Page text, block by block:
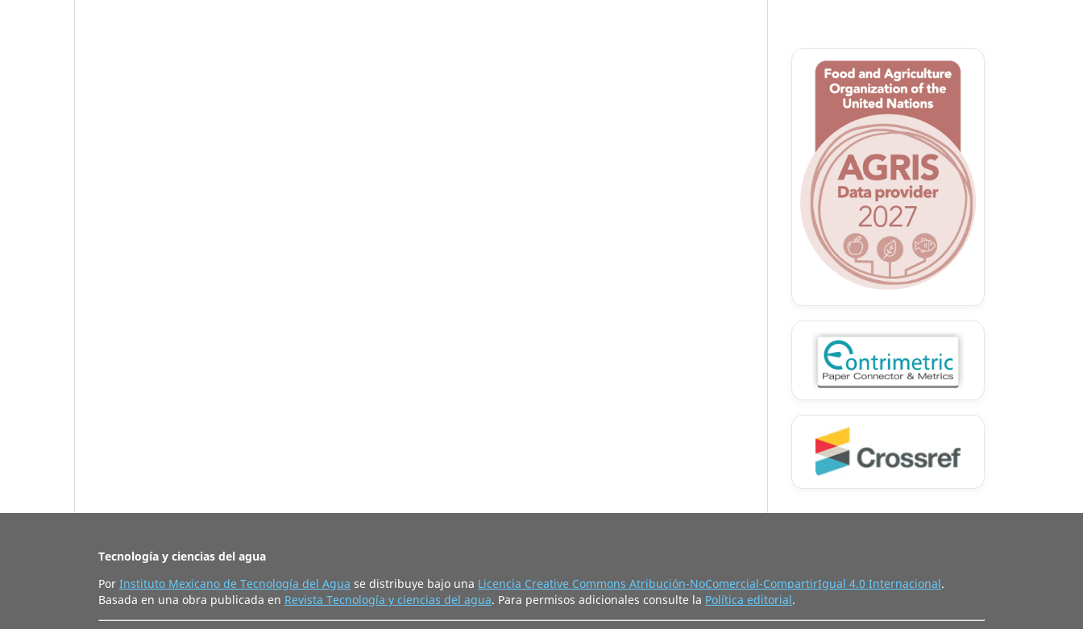
Tecnología y ciencias del agua
Por Instituto Mexicano de Tecnología del Agua se distribuye bajo una Licencia Creative Commons Atribución-NoComercial-CompartirIgual 4.0 Internacional.
Basada en una obra publicada en Revista Tecnología y ciencias del agua. Para permisos adicionales consulte la Política editorial.